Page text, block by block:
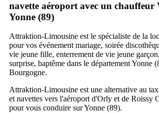
navette aéroport avec un chauffeur
Yonne (89)
Attraktion-Limousine est le spécialiste de la
pour vos événement mariage, soirée
vie jeune fille, enterrement de vie jeune
surprise, baptême dans le département Yonne
Bourgogne.
Attraktion-Limousine est une alternative au
et navettes vers l'aéroport d'Orly et de Roissy
pour vous conduire sur Yonne (89).